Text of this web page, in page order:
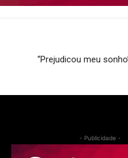
“Prejudicou meu
- Publicidade -